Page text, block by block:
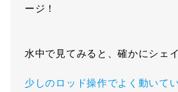
ージ！
水中で見てみると、確かにシェ
少しのロッド操作でよく動いて